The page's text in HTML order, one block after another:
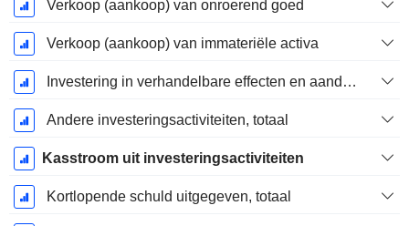
Verkoop (aankoop) van onroerend goed
Verkoop (aankoop) van immateriële activa
Investering in verhandelbare effecten en aandelen, totaal
Andere investeringsactiviteiten, totaal
Kasstroom uit investeringsactiviteiten
Kortlopende schuld uitgegeven, totaal